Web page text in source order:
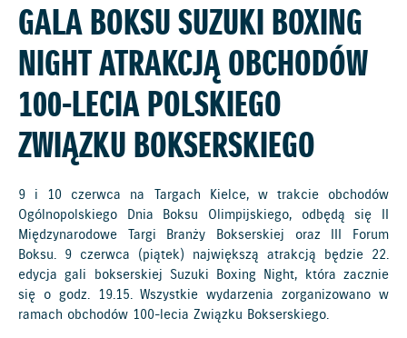
GALA BOKSU SUZUKI BOXING
NIGHT ATRAKCJĄ OBCHODÓW
100-LECIA POLSKIEGO
ZWIĄZKU BOKSERSKIEGO
9 i 10 czerwca na Targach Kielce, w trakcie obchodów
Ogólnopolskiego Dnia Boksu Olimpijskiego, odbędą się II
Międzynarodowe Targi Branży Bokserskiej oraz III Forum
Boksu. 9 czerwca (piątek) największą atrakcją będzie 22.
edycja gali bokserskiej Suzuki Boxing Night, która zacznie
się o godz. 19.15. Wszystkie wydarzenia zorganizowano w
ramach obchodów 100-lecia Związku Bokserskiego.